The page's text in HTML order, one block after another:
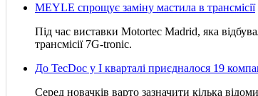
MEYLE спрощує заміну мастила в трансмісії
Під час виставки Motortec Madrid, яка
трансмісії 7G-tronic.
До TecDoc у І кварталі приєдналося 19
Серед новачків варто зазначити кілька